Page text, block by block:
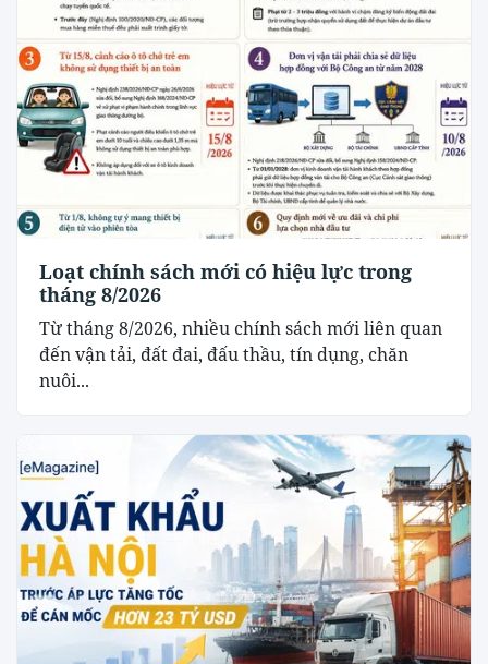
Loạt chính sách mới có hiệu lực trong
tháng 8/2026
Từ tháng 8/2026, nhiều chính sách mới liên quan
đến vận tải, đất đai, đấu thầu, tín dụng, chăn
nuôi...